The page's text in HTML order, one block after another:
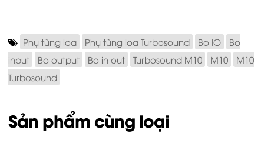
Phụ tùng loa Phụ tùng loa Turbosound Bo IO
Bo
input
Bo output Bo in out Turbosound M10 M10
M10
Turbosound
Sản phẩm cùng loại